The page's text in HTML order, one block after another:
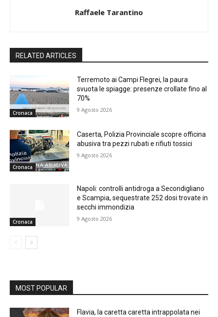
Raffaele Tarantino
RELATED ARTICLES
Cronaca
Terremoto ai Campi Flegrei, la paura
svuota le spiagge: presenze crollate fino al
70%
9 Agosto 2026
Cronaca
Caserta, Polizia Provinciale scopre officina
abusiva tra pezzi rubati e rifiuti tossici
9 Agosto 2026
Cronaca
Napoli: controlli antidroga a Secondigliano
e Scampia, sequestrate 252 dosi trovate in
secchi immondizia
9 Agosto 2026
MOST POPULAR
Flavia, la caretta caretta intrappolata nei